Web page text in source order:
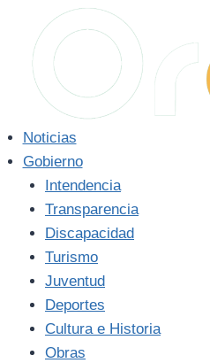
contenido
Noticias
Gobierno
Intendencia
Transparencia
Discapacidad
Turismo
Juventud
Deportes
Cultura e Historia
Obras